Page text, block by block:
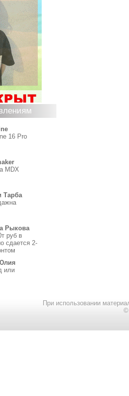
16 Pro
MDX
Тарба
Рыкова
руб в
сдается 2-
или
При использовании